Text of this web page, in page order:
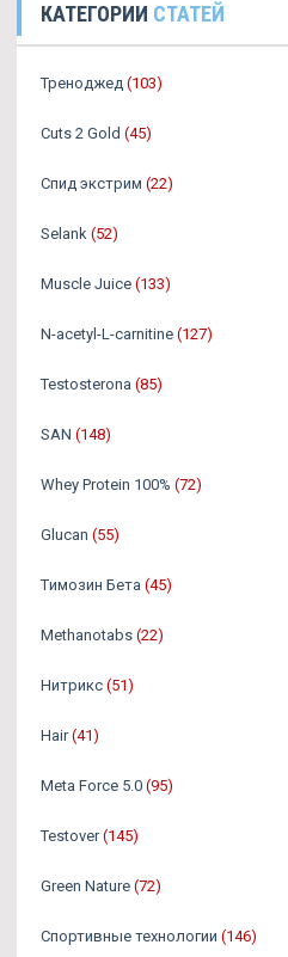
КАТЕГОРИИ СТАТЕЙ
Треноджед (103)
Cuts 2 Gold (45)
Спид экстрим (22)
Selank (52)
Muscle Juice (133)
N-acetyl-L-carnitine (127)
Testosterona (85)
SAN (148)
Whey Protein 100% (72)
Glucan (55)
Tимозин Бета (45)
Methanotabs (22)
Нитрикс (51)
Hair (41)
Meta Force 5.0 (95)
Testover (145)
Green Nature (72)
Спортивные технологии (146)